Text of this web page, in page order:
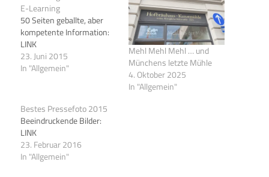
E-Learning
50 Seiten geballte, aber
kompetente Information:
LINK
23. Juni 2015
In "Allgemein"
Mehl Mehl Mehl … und
Münchens letzte Mühle
4. Oktober 2025
In "Allgemein"
Bestes Pressefoto 2015
Beeindruckende Bilder:
LINK
23. Februar 2016
In "Allgemein"